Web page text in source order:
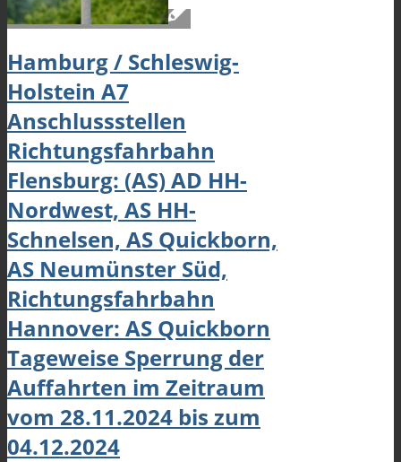
Hamburg / Schleswig-
Holstein A7
Anschlussstellen
Richtungsfahrbahn
Flensburg: (AS) AD HH-
Nordwest, AS HH-
Schnelsen, AS Quickborn,
AS Neumünster Süd,
Richtungsfahrbahn
Hannover: AS Quickborn
Tageweise Sperrung der
Auffahrten im Zeitraum
vom 28.11.2024 bis zum
04.12.2024